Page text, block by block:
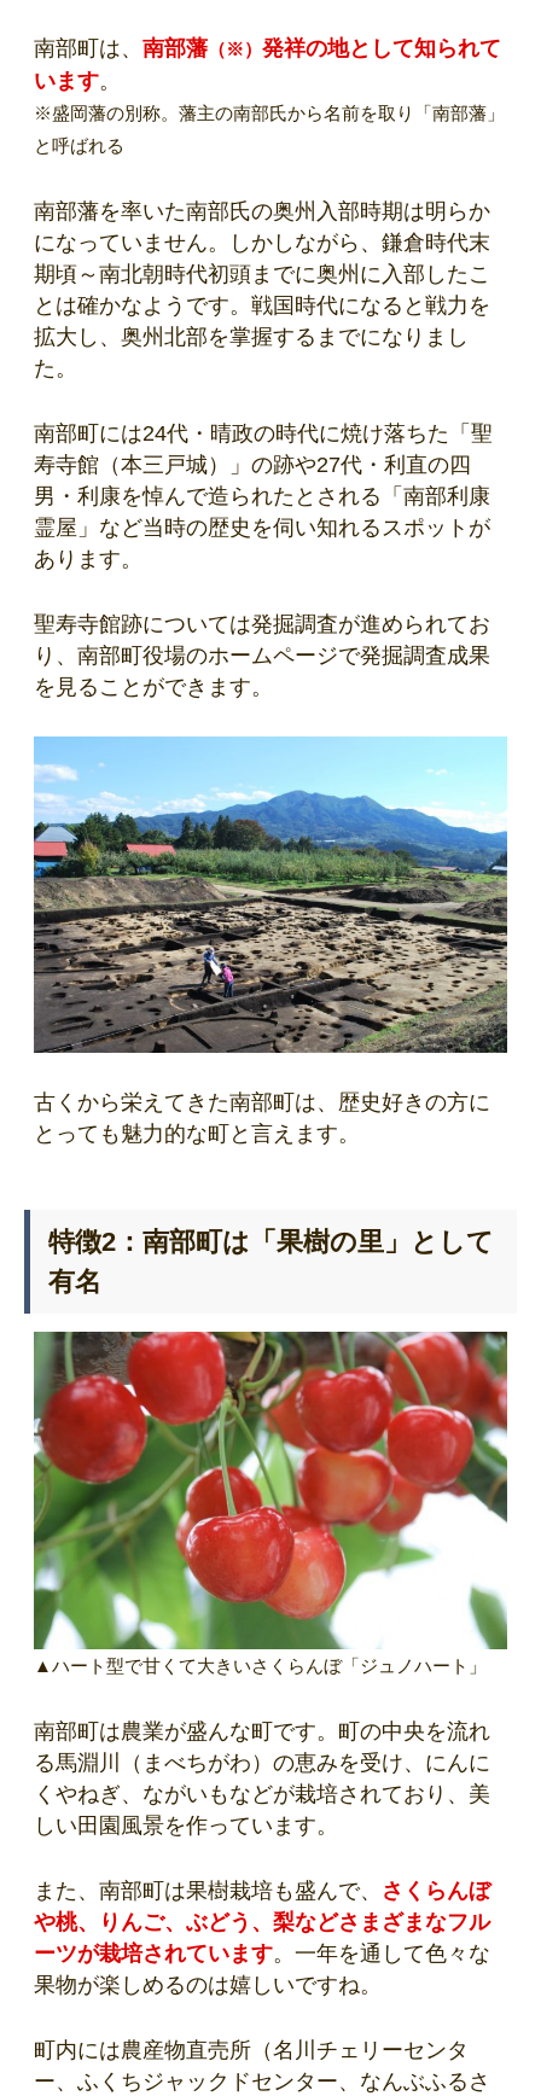
南部町は、 南部藩 （※） 発祥の地として知られて
います。
※盛岡藩の別称。藩主の南部氏から名前を取り「南部藩」
と呼ばれる
南部藩を率いた南部氏の奥州入部時期は明らか
になっていません。しかしながら、鎌倉時代末
期頃～南北朝時代初頭までに奥州に入部したこ
とは確かなようです。戦国時代になると戦力を
拡大し、奥州北部を掌握するまでになりまし
た。
南部町には24代・晴政の時代に焼け落ちた「聖
寿寺館（本三戸城）」の跡や27代・利直の四
男・利康を悼んで造られたとされる「南部利康
霊屋」など当時の歴史を伺い知れるスポットが
あります。
聖寿寺館跡については発掘調査が進められてお
り、南部町役場のホームページで発掘調査成果
を見ることができます。
古くから栄えてきた南部町は、歴史好きの方に
とっても魅力的な町と言えます。
特徴2：南部町は「果樹の里」として
有名
▲ハート型で甘くて大きいさくらんぼ「ジュノハート」
南部町は農業が盛んな町です。町の中央を流れ
る馬淵川（まべちがわ）の恵みを受け、にんに
くやねぎ、ながいもなどが栽培されており、美
しい田園風景を作っています。
また、南部町は果樹栽培も盛んで、 さくらんぼ
や桃、りんご、ぶどう、梨などさまざまなフル
ーツが栽培されています。一年を通して色々な
果物が楽しめるのは嬉しいですね。
町内には農産物直売所（名川チェリーセンタ
ー、ふくちジャックドセンター、なんぶふるさ